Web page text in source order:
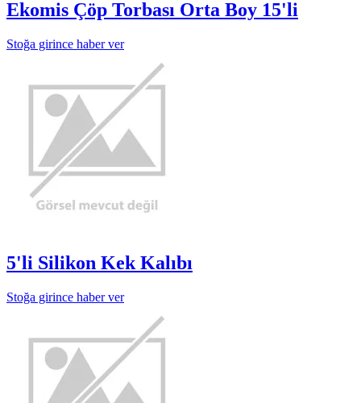
Ekomis Çöp Torbası Orta Boy 15'li
Stoğa girince haber ver
5'li Silikon Kek Kalıbı
Stoğa girince haber ver